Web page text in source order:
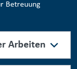
Betreuung
Arbeiten